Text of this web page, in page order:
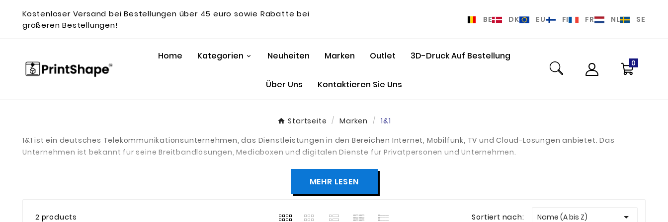
Kostenloser Versand bei Bestellungen über 45 euro sowie Rabatte bei
größeren Bestellungen!
BE DK EU FI FR NL SE
Home Kategorien Neuheiten Marken Outlet 3D-Druck Auf Bestellung
Über Uns Kontaktieren Sie Uns
0
Startseite Marken
1&1
1&1 ist ein deutsches Telekommunikationsunternehmen, das Dienstleistungen in den Bereichen Internet, Mobilfunk, TV und Cloud-Lösungen anbietet. Das
Unternehmen ist bekannt für seine Breitbandlösungen, Mediaboxen und digitalen Dienste für Privatpersonen und Unternehmen.
Mit Fokus auf stabile Verbindungen, moderne Technologie und wettbewerbsfähige Preise ist 1&1 einer der führenden Anbieter von Internet- und
MEHR LESEN
2 products Sortiert nach: Name (A bis Z) 